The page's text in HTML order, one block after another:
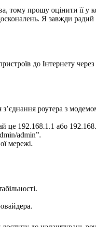
тому прошу оцінити її у
Я завжди
до Інтернету
роутера з
це 192.168.1.1 або
admin”.
мережі.